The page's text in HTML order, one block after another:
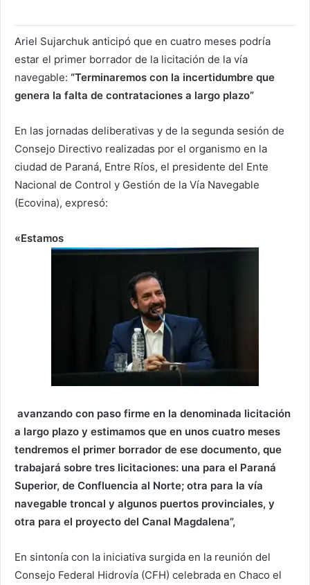
Ariel Sujarchuk anticipó que en cuatro meses podría
estar el primer borrador de la licitación de la vía
navegable: “Terminaremos con la incertidumbre que
genera la falta de contrataciones a largo plazo”
En las jornadas deliberativas y de la segunda sesión de
Consejo Directivo realizadas por el organismo en la
ciudad de Paraná, Entre Ríos, el presidente del Ente
Nacional de Control y Gestión de la Vía Navegable
(Ecovina), expresó:
«Estamos
avanzando con paso firme en la denominada licitación
a largo plazo y estimamos que en unos cuatro meses
tendremos el primer borrador de ese documento, que
trabajará sobre tres licitaciones: una para el Paraná
Superior, de Confluencia al Norte; otra para la vía
navegable troncal y algunos puertos provinciales, y
otra para el proyecto del Canal Magdalena”,
En sintonía con la iniciativa surgida en la reunión del
Consejo Federal Hidrovía (CFH) celebrada en Chaco el